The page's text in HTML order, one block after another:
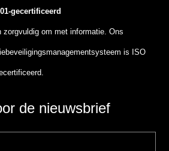
gecertificeerd
zorgvuldig om met informatie. Ons
is ISO
de nieuwsbrief